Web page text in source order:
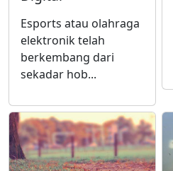
Esports atau olahraga
elektronik telah
berkembang dari
sekadar hob...